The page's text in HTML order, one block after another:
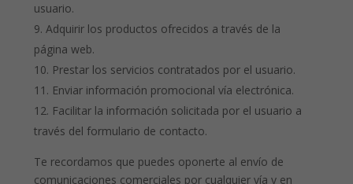
usuario.
Adquirir los productos ofrecidos a través de la
página web.
Prestar los servicios contratados por el usuario.
Enviar información promocional vía electrónica.
Facilitar la información solicitada por el usuario a
través del formulario de contacto.
Te recordamos que puedes oponerte al envío de
comunicaciones comerciales por cualquier vía y en